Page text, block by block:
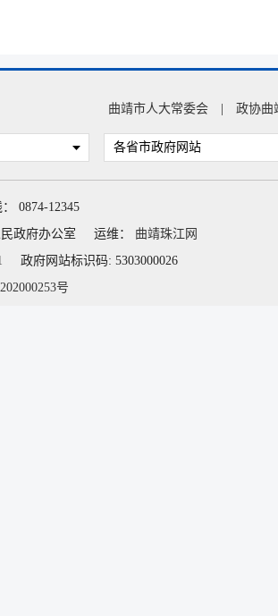
曲靖市人大常委会 政协曲
各省市政府网站
0874-12345
政府办公室
运维： 曲靖珠江网
政府网站标识码: 5303000026
号